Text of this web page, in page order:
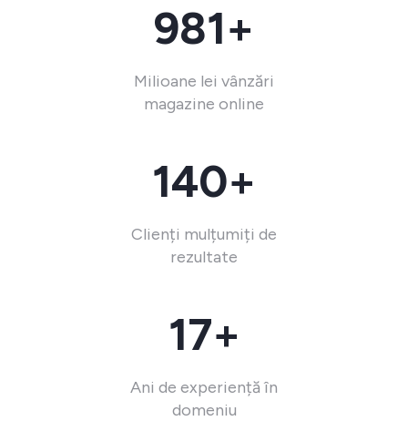
981+
Milioane lei vânzări
magazine online
140+
Clienți mulțumiți de
rezultate
17+
Ani de experiență în
domeniu